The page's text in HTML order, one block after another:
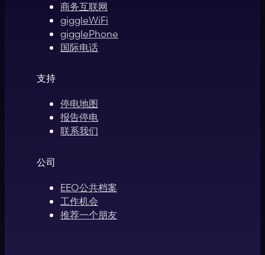
商务互联网
giggleWiFi
gigglePhone
国际电话
支持
停电地图
报告停电
联系我们
公司
EEO公共档案
工作机会
推荐一个朋友